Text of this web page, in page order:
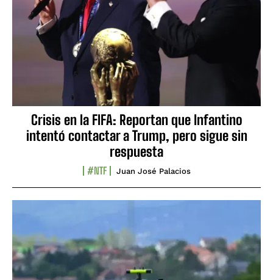
Crisis en la FIFA: Reportan que Infantino
intentó contactar a Trump, pero sigue sin
respuesta
#NTF Juan José Palacios